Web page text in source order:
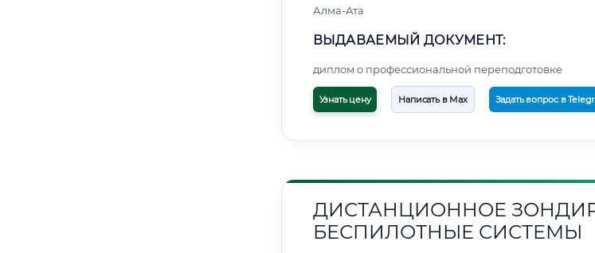
Алма-Ата
ВЫДАВАЕМЫЙ ДОКУМЕНТ:
диплом о профессиональной переподготовке
Узнать цену Написать в Max Задать вопрос в
ДИСТАНЦИОННОЕ
БЕСПИЛОТНЫЕ СИСТЕМЫ